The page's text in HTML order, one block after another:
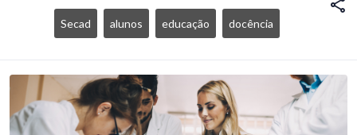
Secad alunos educação docência